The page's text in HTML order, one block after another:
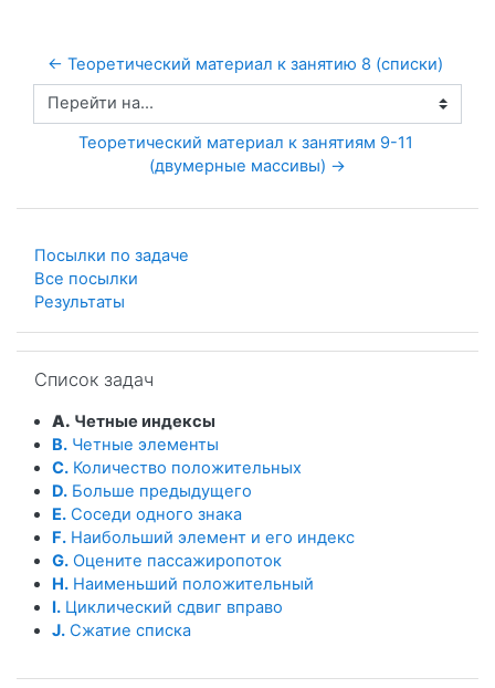
← Теоретический материал к занятию 8 (списки)
Перейти на...
Теоретический материал к занятиям 9-11
(двумерные массивы) →
Посылки по задаче
Все посылки
Результаты
Список задач
A. Четные индексы
B. Четные элементы
C. Количество положительных
D. Больше предыдущего
E. Соседи одного знака
F. Наибольший элемент и его индекс
G. Оцените пассажиропоток
H. Наименьший положительный
I. Циклический сдвиг вправо
J. Сжатие списка